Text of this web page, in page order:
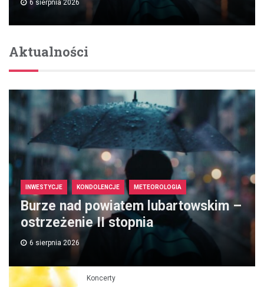
6 sierpnia 2026
Aktualności
INWESTYCJE KONDOLENCJE METEOROLOGIA
Burze nad powiatem lubartowskim –
ostrzeżenie II stopnia
6 sierpnia 2026
Koncerty